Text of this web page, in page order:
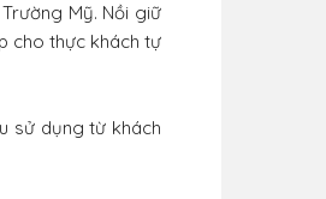
Mỹ. Nồi giữ
cho thực khách tự
sử dụng từ khách